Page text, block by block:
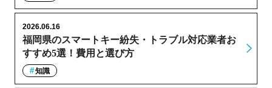
福岡県のスマートキー紛失・トラブル対応業者お
すすめ5選！費用と選び方
2026.06.16
知識